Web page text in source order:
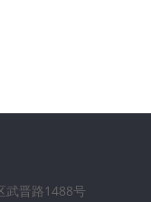
武晋路1488号